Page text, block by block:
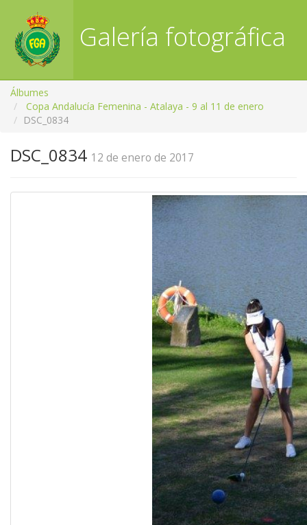
Galería fotográfica
RFGA
Álbumes
Copa Andalucía Femenina - Atalaya - 9 al 11 de enero
DSC_0834
DSC_0834 12 de enero de 2017